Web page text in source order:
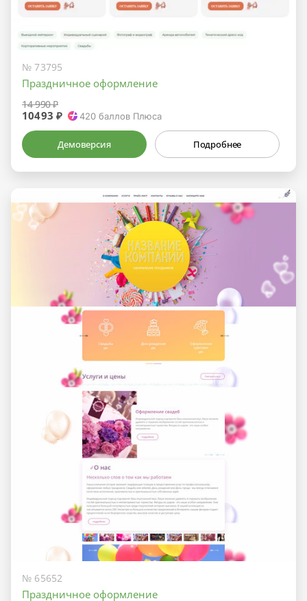
№ 73795
Праздничное оформление
14 990 ₽
10493 ₽ 420 баллов Плюса
Демоверсия Подробнее
№ 65652
Праздничное оформление